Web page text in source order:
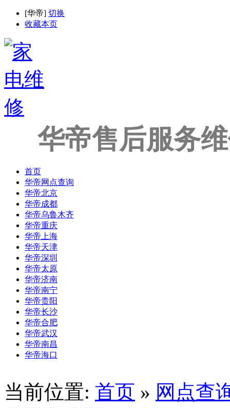
[华帝] 切换
收藏本页
华帝售后服务
首页
华帝网点查询
华帝北京
华帝成都
华帝乌鲁木齐
华帝重庆
华帝上海
华帝天津
华帝深圳
华帝太原
华帝济南
华帝南宁
华帝贵阳
华帝长沙
华帝合肥
华帝武汉
华帝南昌
华帝海口
当前位置: 首页 » 网点查